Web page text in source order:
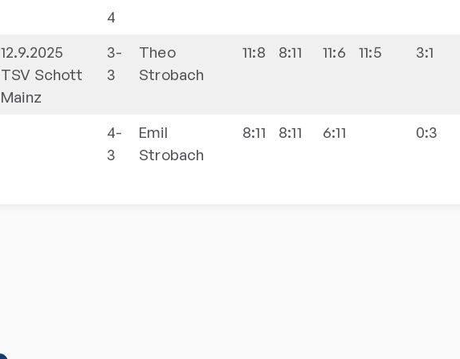
4
12.9.2025
TSV Schott
Mainz
3-
3
Theo
Strobach
11:8 8:11 11:6 11:5 3:1
4-
3
Emil
Strobach
8:11 8:11 6:11 0:3